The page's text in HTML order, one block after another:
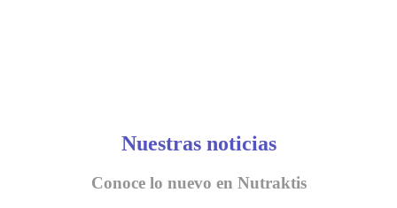
Nuestras noticias
Conoce lo nuevo en Nutraktis